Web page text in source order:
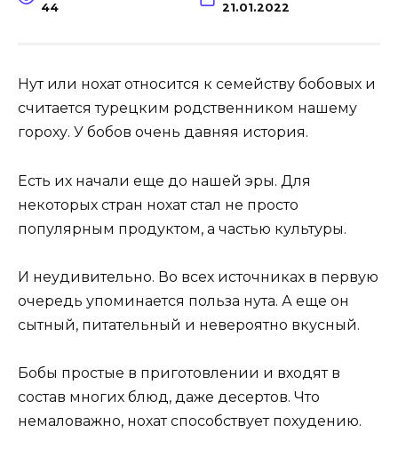
44 21.01.2022
Нут или нохат относится к семейству бобовых и
считается турецким родственником нашему
гороху. У бобов очень давняя история.
Есть их начали еще до нашей эры. Для
некоторых стран нохат стал не просто
популярным продуктом, а частью культуры.
И неудивительно. Во всех источниках в первую
очередь упоминается польза нута. А еще он
сытный, питательный и невероятно вкусный.
Бобы простые в приготовлении и входят в
состав многих блюд, даже десертов. Что
немаловажно, нохат способствует похудению.